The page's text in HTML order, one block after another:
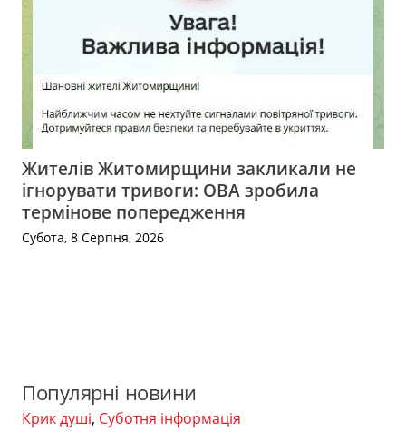
Жителів Житомирщини закликали не
ігнорувати тривоги: ОВА зробила
термінове попередження
Субота, 8 Серпня, 2026
Популярні новини
Крик душі, Суботня інформація